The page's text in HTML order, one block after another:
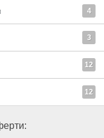
4
3
12
12